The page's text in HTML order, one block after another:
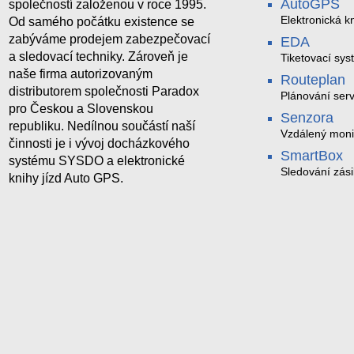
společností založenou v roce 1995.
Od samého počátku existence se
zabýváme prodejem zabezpečovací
a sledovací techniky. Zároveň je
naše firma autorizovaným
distributorem společnosti Paradox
pro Českou a Slovenskou
republiku. Nedílnou součástí naší
činnosti je i vývoj docházkového
systému SYSDO a elektronické
knihy jízd Auto GPS.
AutoGPS
Elektronická
EDA
Tiketovací
Routeplan
Plánování
Senzora
Vzdálený
SmartBox
Sledování